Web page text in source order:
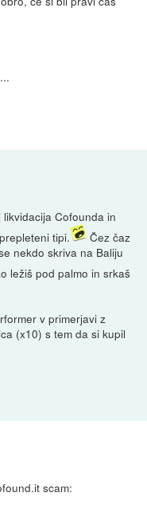
Cofounda in
tipi.
Čez čaz
nekdo skriva na Baliju
ležiš pod palmo in srkaš
v primerjavi z
(x10) s tem da si kupil
scam: